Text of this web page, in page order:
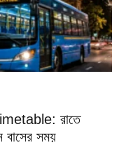
রাতে
বাসের সময়